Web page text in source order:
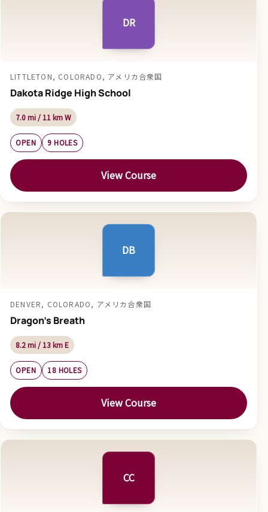
DR
LITTLETON, COLORADO, アメリカ合衆国
Dakota Ridge High School
7.0 mi / 11 km W
OPEN 9 HOLES
View Course
DB
DENVER, COLORADO, アメリカ合衆国
Dragon's Breath
8.2 mi / 13 km E
OPEN 18 HOLES
View Course
CC